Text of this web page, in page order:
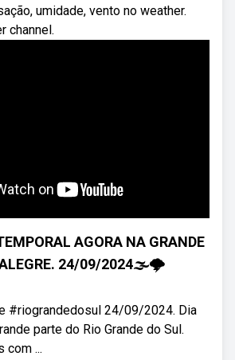
umidade, vento no weather.
channel.
AGORA NA GRANDE
ALEGRE. 24/09/2024🌫🌩
#riograndedosul 24/09/2024. Dia
parte do Rio Grande do Sul.
com ...